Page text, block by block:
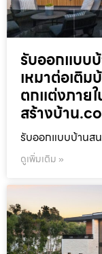
รับออกแบบ
เหมาต่อเติม
ตกแต่งภายใ
สร้างบ้าน
รับออกแบบบ้านสน
ดูเพิ่มเติม »